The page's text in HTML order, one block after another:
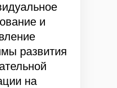
и
развития
на